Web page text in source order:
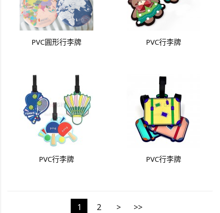
PVC圓形行李牌 PVC行李牌
PVC行李牌 PVC行李牌
1 2 > >>